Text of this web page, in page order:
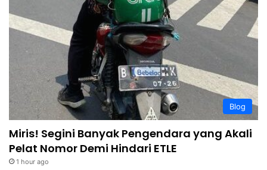
Blog
Miris! Segini Banyak Pengendara yang Akali
Pelat Nomor Demi Hindari ETLE
1 hour ago